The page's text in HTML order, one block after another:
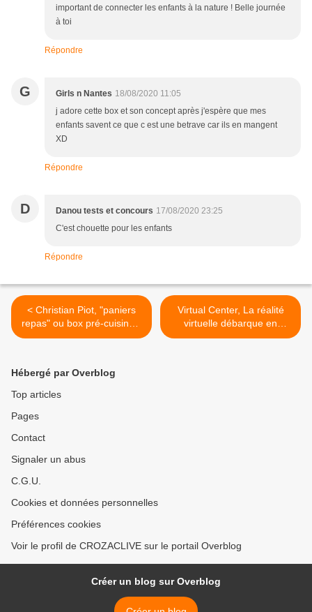
important de connecter les enfants à la nature ! Belle journée
à toi
Répondre
G Girls n Nantes 18/08/2020 11:05
j adore cette box et son concept après j'espère que mes
enfants savent ce que c est une betrave car ils en mangent
XD
Répondre
D Danou tests et concours 17/08/2020 23:25
C'est chouette pour les enfants
Répondre
< Christian Piot, "paniers
repas" ou box pré-cuisinés,
livrés sous forme de kit prêt
Virtual Center, La réalité
virtuelle débarque en
Auvergne (Clermont
Hébergé par Overblog
Top articles
Pages
Contact
Signaler un abus
C.G.U.
Cookies et données personnelles
Préférences cookies
Voir le profil de CROZACLIVE sur le portail Overblog
Créer un blog sur Overblog